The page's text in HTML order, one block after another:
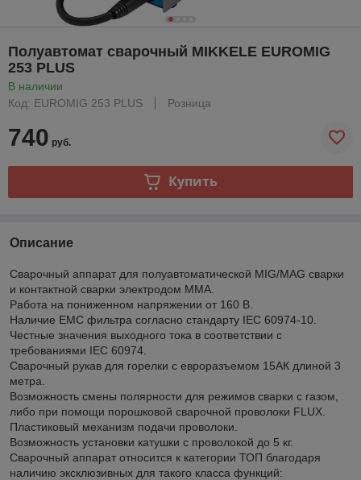
Полуавтомат сварочный MIKKELE EUROMIG
253 PLUS
В наличии
Код: EUROMIG 253 PLUS
Розница
740 руб.
Купить
Описание
Cварочный аппарат для полуавтоматической MIG/MAG сварки
и контактной сварки электродом ММА.
Работа на пониженном напряжении от 160 В.
Наличие ЕМС фильтра согласно стандарту IEC 60974-10.
Честные значения выходного тока в соответствии с
требованиями IEC 60974.
Сварочный рукав для горелки с евроразъемом 15АК длиной 3
метра.
Возможность смены полярности для режимов сварки с газом,
либо при помощи порошковой сварочной проволоки FLUX.
Пластиковый механизм подачи проволоки.
Возможность установки катушки с проволокой до 5 кг.
Сварочный аппарат относится к категории ТОП благодаря
наличию эксклюзивных для такого класса функций: